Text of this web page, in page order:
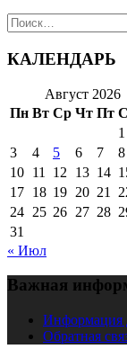
Найти:
КАЛЕНДАРЬ
Август 2026
Пн Вт Ср Чт Пт
1
3
4 5 6 7 8
10 11 12 13 14
17 18 19 20 21
24 25 26 27 28
31
« Июл
Важная
Информация
Обратная